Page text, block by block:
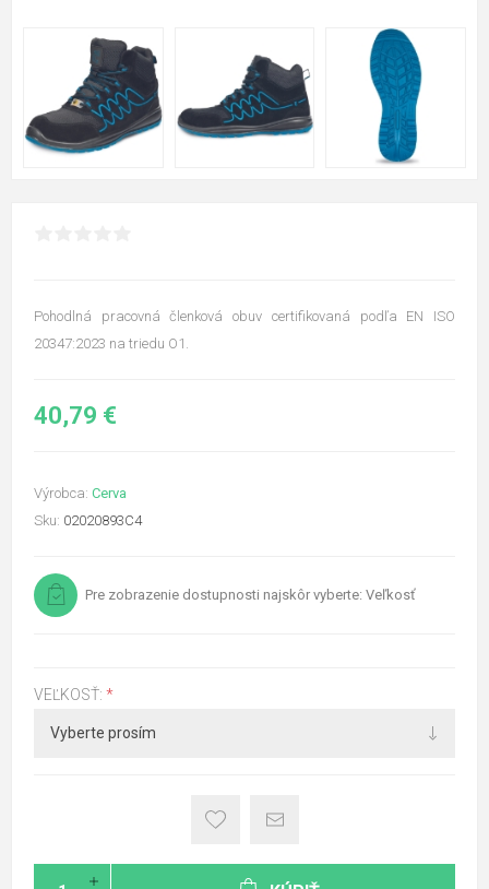
Pohodlná pracovná členková obuv certifikovaná podľa EN ISO
20347:2023 na triedu O1.
40,79 €
Výrobca: Cerva
Sku: 02020893C4
Pre zobrazenie dostupnosti najskôr vyberte: Veľkosť
VEĽKOSŤ: *